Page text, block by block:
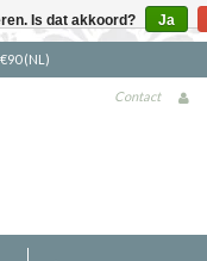
(NL)
Contact
Is dat akkoord? Ja